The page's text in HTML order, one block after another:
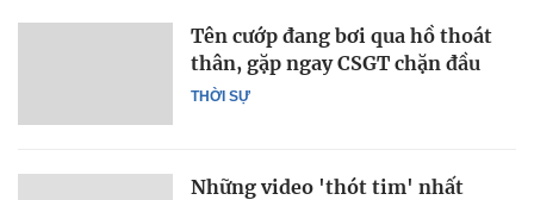
THỜI SỰ
Tên cướp đang bơi qua hồ thoát
thân, gặp ngay CSGT chặn đầu
Những video 'thót tim' nhất